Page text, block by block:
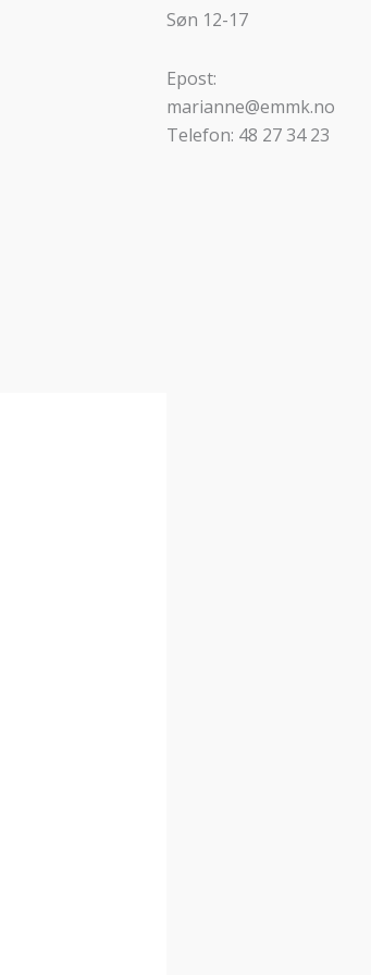
Søn 12-17
Epost:
marianne@emmk.no
Telefon: 48 27 34 23